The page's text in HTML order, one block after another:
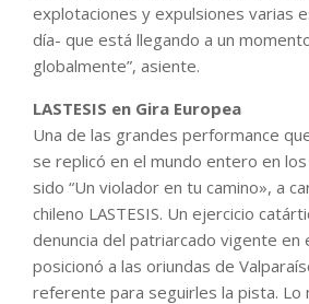
explotaciones y expulsiones varias
día- que está llegando a un
globalmente”, asiente.
LASTESIS en Gira Europea
Una de las grandes performance
se replicó en el mundo entero en
sido “Un violador en tu camino», a
chileno LASTESIS. Un ejercicio
denuncia del patriarcado vigente en
posicionó a las oriundas de
referente para seguirles la pista. Lo